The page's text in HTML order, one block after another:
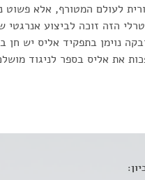
לעולם המטורף, אלא פשוט
הזה זוכה לביצוע
נוימן בתפקיד אליס יש חן
את אליס בספר לניגוד